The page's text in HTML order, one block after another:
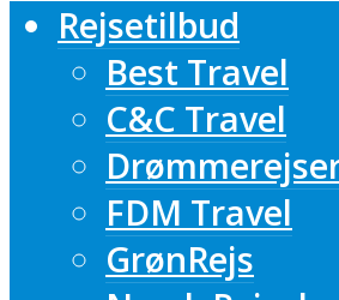
Rejsetilbud
Best Travel
C&C Travel
FDM Travel
GrønRejs